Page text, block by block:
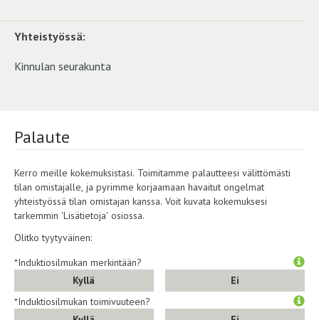
Yhteistyössä:
Kinnulan seurakunta
Palaute
Kerro meille kokemuksistasi. Toimitamme palautteesi välittömästi
tilan omistajalle, ja pyrimme korjaamaan havaitut ongelmat
yhteistyössä tilan omistajan kanssa. Voit kuvata kokemuksesi
tarkemmin 'Lisätietoja' osiossa.
Olitko tyytyväinen:
*Induktiosilmukan merkintään?
Kyllä
Ei
*Induktiosilmukan toimivuuteen?